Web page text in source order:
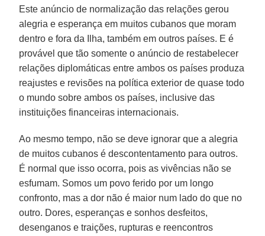
Este anúncio de normalização das relações gerou
alegria e esperança em muitos cubanos que moram
dentro e fora da Ilha, também em outros países. E é
provável que tão somente o anúncio de restabelecer
relações diplomáticas entre ambos os países produza
reajustes e revisões na política exterior de quase todo
o mundo sobre ambos os países, inclusive das
instituições financeiras internacionais.
Ao mesmo tempo, não se deve ignorar que a alegria
de muitos cubanos é descontentamento para outros.
É normal que isso ocorra, pois as vivências não se
esfumam. Somos um povo ferido por um longo
confronto, mas a dor não é maior num lado do que no
outro. Dores, esperanças e sonhos desfeitos,
desenganos e traições, rupturas e reencontros